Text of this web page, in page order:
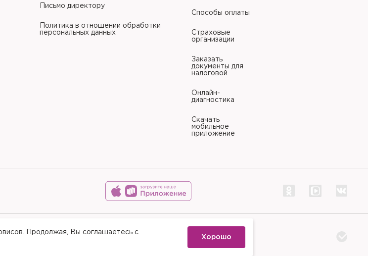
Продолжая, Вы соглашаетесь с
Хорошо
Письмо директору
Политика в отношении обработки
персональных данных
Способы оплаты
Страховые
организации
Заказать
документы для
налоговой
Онлайн-
диагностика
Скачать
мобильное
приложение
© 2015-2026 Медицинский центр «Палитра»